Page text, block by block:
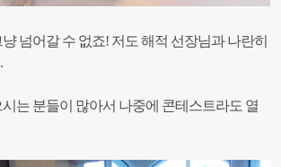
넘어갈 수 없죠! 저도 해적 선장님과 나란히
는 분들이 많아서 나중에 콘테스트라도 열